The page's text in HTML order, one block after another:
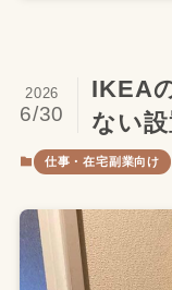
IKEA
ない設
2026
6/30
仕事・在宅副業向け